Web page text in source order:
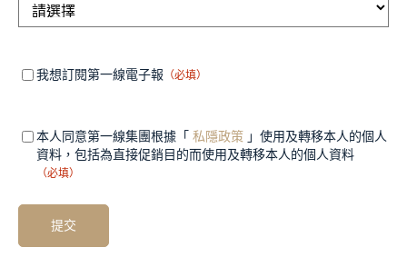
Mandatory（必
我想訂閱第一線電子報 （必填）
Mandatory
field 2
（必
填）
本人同意第一線集團根據「 私隱政策 」使用及轉移本人的個人
資料，包括為直接促銷目的而使用及轉移本人的個人資料
（必填）